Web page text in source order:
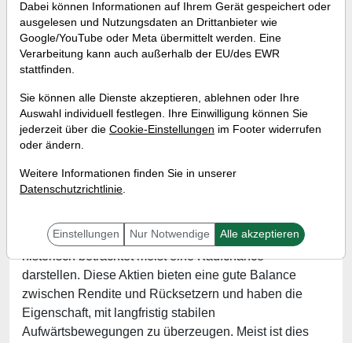
Dauerläuferaktien – hier sind
Rücksetzer meist Kaufchancen!
Referent:
Andreas Zehetner
Dauerläuferaktien interessant, bei denen Rücksetzer
historisch betrachtet meist eine Kaufchance
darstellen. Diese Aktien bieten eine gute Balance
zwischen Rendite und Rücksetzern und haben die
Eigenschaft, mit langfristig stabilen
Aufwärtsbewegungen zu überzeugen. Meist ist dies
Dabei können Informationen auf Ihrem Gerät gespeichert oder
ausgelesen und Nutzungsdaten an Drittanbieter wie
Google/YouTube oder Meta übermittelt werden. Eine
Verarbeitung kann auch außerhalb der EU/des EWR
stattfinden.
Sie können alle Dienste akzeptieren, ablehnen oder Ihre
Auswahl individuell festlegen. Ihre Einwilligung können Sie
jederzeit über die Cookie-Einstellungen im Footer widerrufen
oder ändern.
Weitere Informationen finden Sie in unserer
Datenschutzrichtlinie.
Einstellungen Nur Notwendige Alle akzeptieren